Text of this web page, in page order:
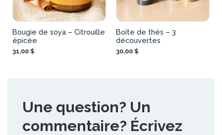
Bougie de soya – Citrouille
épicée
31,00 $
Boîte de thés – 3
découvertes
30,00 $
Une question? Un
commentaire? Écrivez